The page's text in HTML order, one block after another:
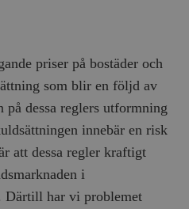
priser på bostäder och
som blir en följd av
dessa reglers utformning
innebär en risk
att dessa regler kraftigt
i
Därtill har vi problemet